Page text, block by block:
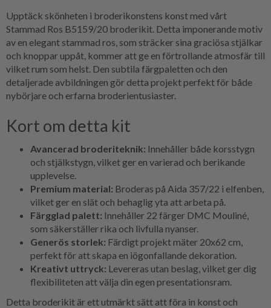
Upptäck skönheten i broderikonstens konst med vårt
Stammad Ros B5159/20 broderikit. Detta imponerande motiv
av en elegant stammad ros, som sträcker sina graciösa stjälkar
och knoppar uppåt, kommer att ge en förtrollande atmosfär till
vilket rum som helst. Den subtila färgpaletten och den
detaljerade avbildningen gör detta projekt perfekt för både
nybörjare och erfarna broderientusiaster.
Kort om detta kit
Avancerad broderiteknik: Innehåller både korsstygn
och stjälkstygn, vilket ger en varierad och berikande
upplevelse.
Premium material: Broderas på Aida 357/22 i elfenben,
vilket ger en slät och behaglig yta att arbeta på.
Färgglad palett: Innehåller 22 färger DMC Mouliné,
som säkerställer rika och livfulla nyanser.
Generös storlek: Färdigt projekt mäter 20x62 cm,
perfekt för att skapa en iögonfallande dekoration.
Kreativt uttryck: Levereras utan beslag, vilket ger dig
flexibiliteten att välja din egen presentationsram.
Detta broderikit är ett utmärkt sätt att föra in konst och